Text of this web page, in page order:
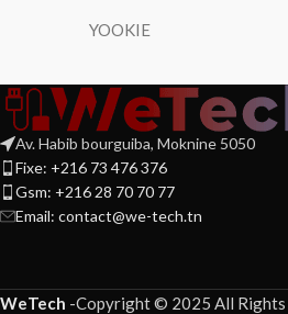
YOOKIE
Av. Habib bourguiba, Moknine 5050
Fixe: +216 73 476 376
Gsm: +216 28 70 70 77
Email: contact@we-tech.tn
WeTech -Copyright © 2025 All Rights